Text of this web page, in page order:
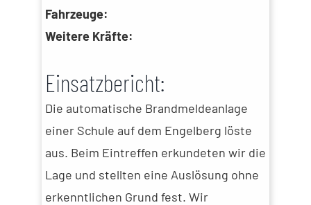
Fahrzeuge:
Weitere Kräfte:
Einsatzbericht:
Die automatische Brandmeldeanlage
einer Schule auf dem Engelberg löste
aus. Beim Eintreffen erkundeten wir die
Lage und stellten eine Auslösung ohne
erkenntlichen Grund fest. Wir